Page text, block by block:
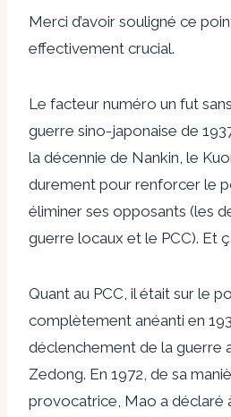
Merci d’avoir souligné ce
effectivement crucial.
Le facteur numéro un fut
guerre sino-japonaise de
la décennie de Nankin, le
durement pour renforcer le
éliminer ses opposants (les
guerre locaux et le PCC). Et
Quant au PCC, il était sur le
complètement anéanti en
déclenchement de la guerre
Zedong. En 1972, de sa
provocatrice, Mao a déclaré